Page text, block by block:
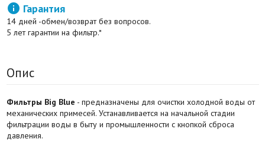
 Гарантия
14 дней -обмен/возврат без вопросов.
5 лет гарантии на фильтр.*
Опис
Фильтры Big Blue - предназначены для очистки холодной воды от
механических примесей. Устанавливается на начальной стадии
фильтрации воды в быту и промышленности с кнопкой сброса
давления.